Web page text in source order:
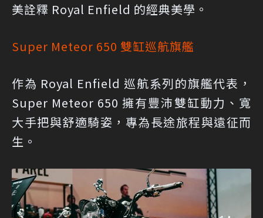
美詮釋 Royal Enfield 的經典美學。
Super Meteor 650 雙缸巡航旗艦
作為 Royal Enfield 巡航系列的旗艦代表，
Super Meteor 650 擁有豐沛雙缸動力、寬
大手把與舒適騎姿，專為長途旅程與遠征而
生。